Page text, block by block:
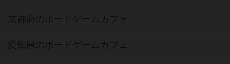
京都府のボードゲームカフェ
愛知県のボードゲームカフェ